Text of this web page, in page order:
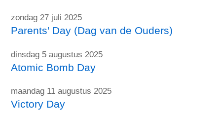
zondag 27 juli 2025
Parents' Day (Dag van de Ouders)
dinsdag 5 augustus 2025
Atomic Bomb Day
maandag 11 augustus 2025
Victory Day